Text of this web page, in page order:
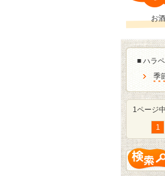
お
■ ハラ
季
1ページ
1